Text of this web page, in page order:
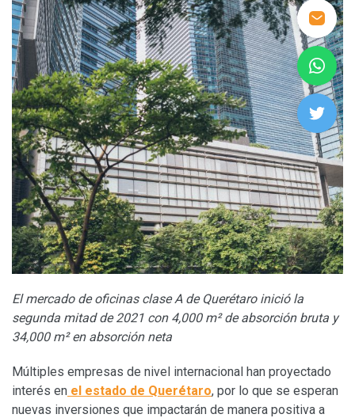
El mercado de oficinas clase A de Querétaro inició la
segunda mitad de 2021 con 4,000 m² de absorción bruta y
34,000 m² en absorción neta
Múltiples empresas de nivel internacional han proyectado
interés en el estado de Querétaro, por lo que se esperan
nuevas inversiones que impactarán de manera positiva a